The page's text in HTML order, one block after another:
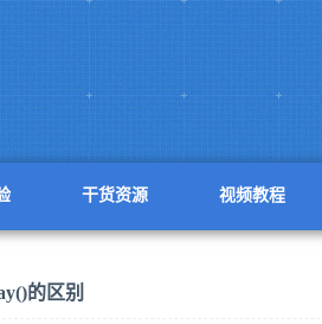
干货资源 视频教程
的区别